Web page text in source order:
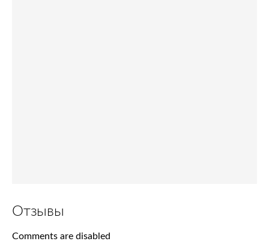
Отзывы
Comments are disabled